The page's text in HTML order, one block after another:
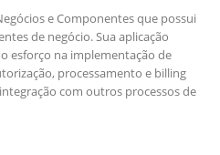
e Componentes que possui
de negócio. Sua aplicação
esforço na implementação de
processamento e billing
com outros processos de